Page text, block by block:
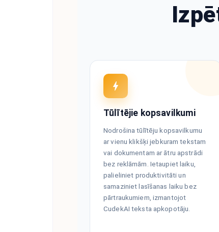
Tūlītējie kopsavilkumi
Nodrošina tūlītēju kopsavilkumu
ar vienu klikšķi jebkuram tekstam
vai dokumentam ar ātru apstrādi
bez reklāmām. Ietaupiet laiku,
palieliniet produktivitāti un
samaziniet lasīšanas laiku bez
pārtraukumiem, izmantojot
CudekAI teksta apkopotāju.